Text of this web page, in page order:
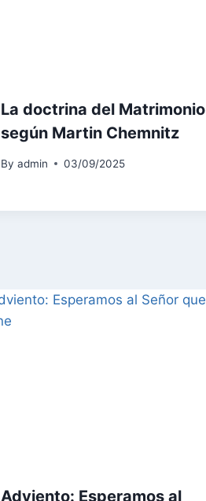
La doctrina del Matrimonio
según Martin Chemnitz
By admin 03/09/2025
Adviento: Esperamos al